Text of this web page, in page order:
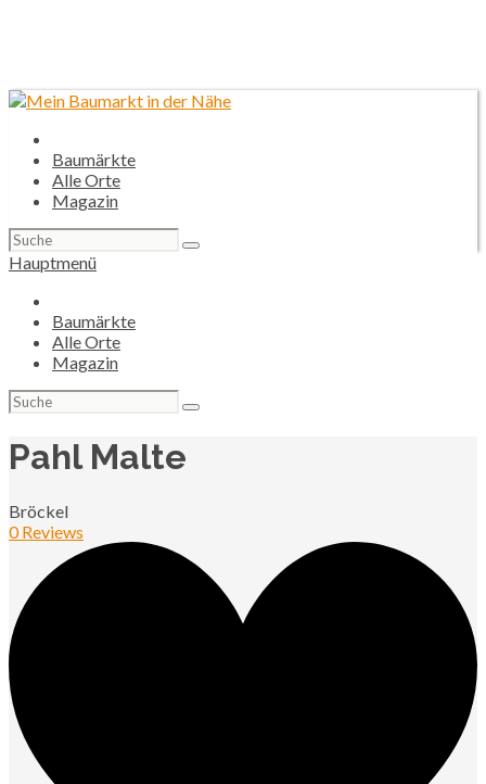
Baumärkte
Alle Orte
Magazin
Suchen
nach:
Hauptmenü
Baumärkte
Alle Orte
Magazin
Suchen
nach:
Pahl Malte
Bröckel
0 Reviews